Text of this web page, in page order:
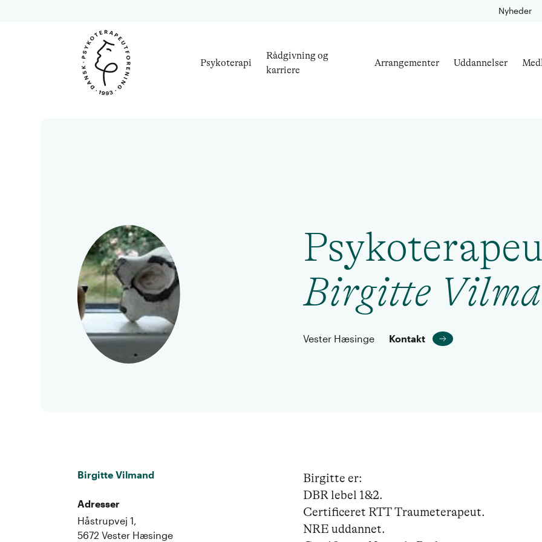
Nyheder
Psykoterapi
Rådgivning og
karriere
Arrangementer Uddannelser
Birgitte
Vester Hæsinge Kontakt
Birgitte Vilmand
Adresser
Håstrupvej 1,
5672 Vester Hæsinge
Birgitte er:
DBR lebel 1&2.
Certificeret RTT Traumeterapeut.
NRE uddannet.